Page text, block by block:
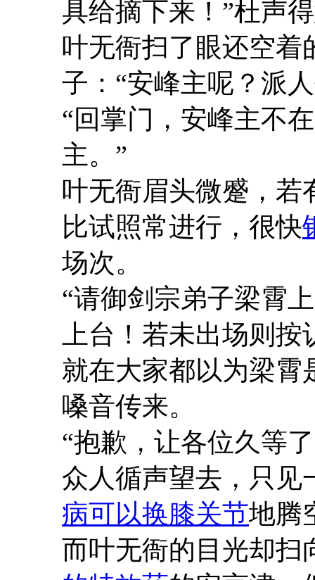
具给摘下来！”杜声
叶无衙扫了眼还空着
子：“安峰主呢？派
“回掌门，安峰主不
主。”
叶无衙眉头微蹙，若
比试照常进行，很快
场次。
“请御剑宗弟子梁霄
上台！若未出场则按
就在大家都以为梁霄
嗓音传来。
“抱歉，让各位久等
众人循声望去，只见
病可以换膝关节地腾
而叶无衙的目光却扫